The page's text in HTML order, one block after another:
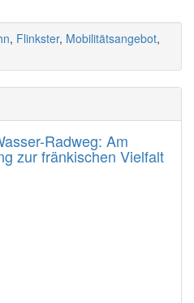
, Flinkster, Mobilitätsangebot,
Radweg: Am
zur fränkischen Vielfalt